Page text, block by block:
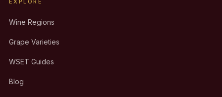
EXPLORE
Wine Regions
Grape Varieties
WSET Guides
Blog